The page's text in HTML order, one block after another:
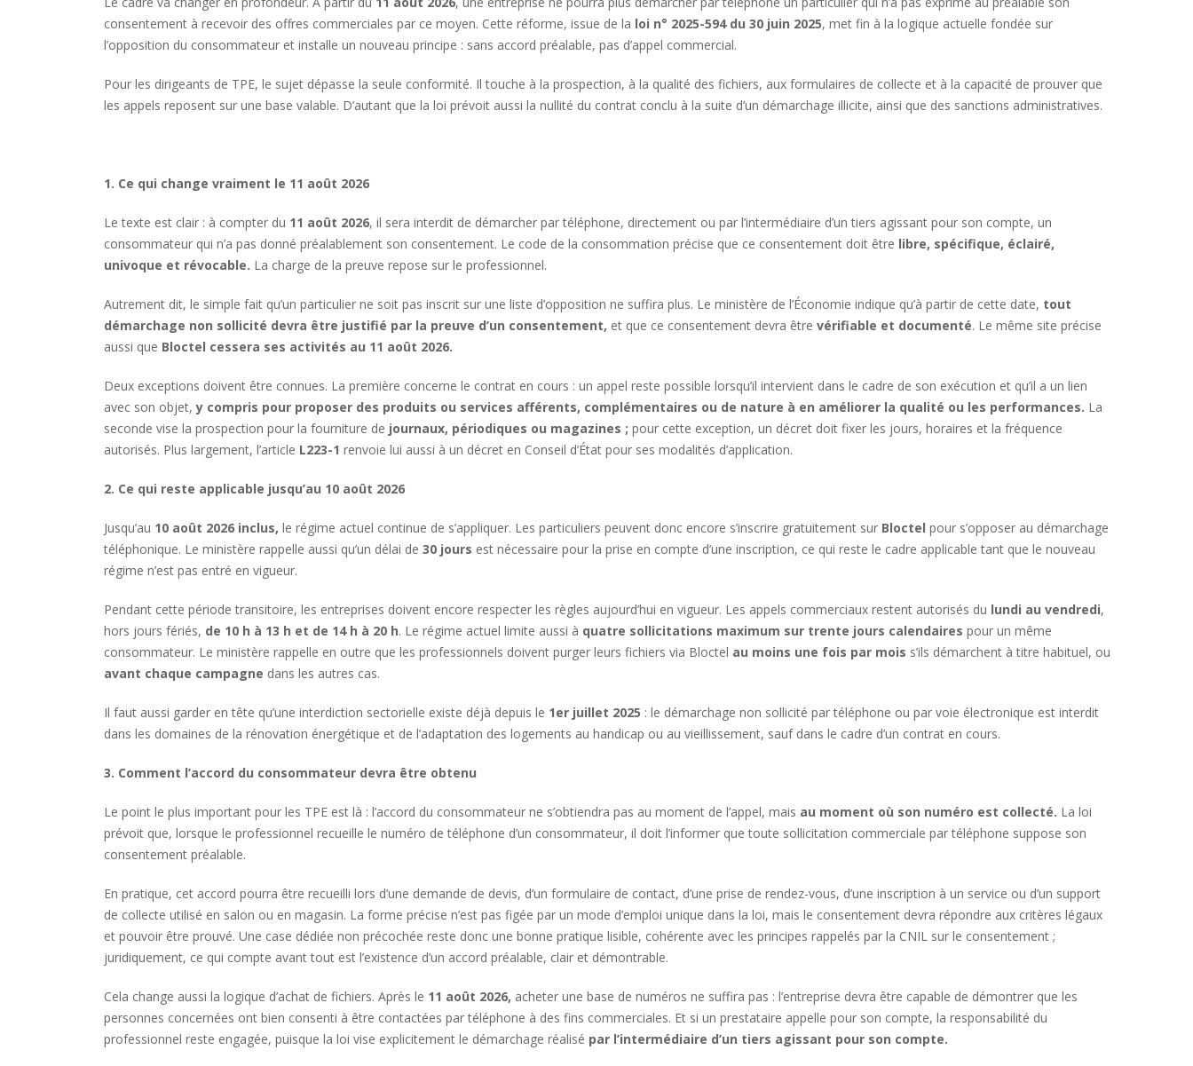
consentement à recevoir des offres commerciales par ce moyen. Cette réforme, issue de la loi n° 2025-594 du 30 juin 2025, met fin à la logique actuelle fondée sur
l’opposition du consommateur et installe un nouveau principe : sans accord préalable, pas d’appel commercial.
Pour les dirigeants de TPE, le sujet dépasse la seule conformité. Il touche à la prospection, à la qualité des fichiers, aux formulaires de collecte et à la capacité de prouver que
les appels reposent sur une base valable. D’autant que la loi prévoit aussi la nullité du contrat conclu à la suite d’un démarchage illicite, ainsi que des sanctions administratives.
1. Ce qui change vraiment le 11 août 2026
Le texte est clair : à compter du 11 août 2026, il sera interdit de démarcher par téléphone, directement ou par l’intermédiaire d’un tiers agissant pour son compte, un
consommateur qui n’a pas donné préalablement son consentement. Le code de la consommation précise que ce consentement doit être libre, spécifique, éclairé,
univoque et révocable. La charge de la preuve repose sur le professionnel.
Autrement dit, le simple fait qu’un particulier ne soit pas inscrit sur une liste d’opposition ne suffira plus. Le ministère de l’Économie indique qu’à partir de cette date, tout
démarchage non sollicité devra être justifié par la preuve d’un consentement, et que ce consentement devra être vérifiable et documenté. Le même site précise
aussi que Bloctel cessera ses activités au 11 août 2026.
Deux exceptions doivent être connues. La première concerne le contrat en cours : un appel reste possible lorsqu’il intervient dans le cadre de son exécution et qu’il a un lien
avec son objet,y compris pour proposer des produits ou services afférents, complémentaires ou de nature à en améliorer la qualité ou les performances. La
seconde vise la prospection pour la fourniture de journaux, périodiques ou magazines ; pour cette exception, un décret doit fixer les jours, horaires et la fréquence
autorisés. Plus largement, l’article L223-1 renvoie lui aussi à un décret en Conseil d’État pour ses modalités d’application.
2. Ce qui reste applicable jusqu’au 10 août 2026
Jusqu’au 10 août 2026 inclus, le régime actuel continue de s’appliquer. Les particuliers peuvent donc encore s’inscrire gratuitement sur Bloctel pour s’opposer au démarchage
téléphonique. Le ministère rappelle aussi qu’un délai de 30 jours est nécessaire pour la prise en compte d’une inscription, ce qui reste le cadre applicable tant que le nouveau
régime n’est pas entré en vigueur.
Pendant cette période transitoire, les entreprises doivent encore respecter les règles aujourd’hui en vigueur. Les appels commerciaux restent autorisés du lundi au vendredi,
hors jours fériés, de 10 h à 13 h et de 14 h à 20 h. Le régime actuel limite aussi à quatre sollicitations maximum sur trente jours calendaires pour un même
consommateur. Le ministère rappelle en outre que les professionnels doivent purger leurs fichiers via Bloctel au moins une fois par mois s’ils démarchent à titre habituel, ou
avant chaque campagne dans les autres cas.
Il faut aussi garder en tête qu’une interdiction sectorielle existe déjà depuis le 1er juillet 2025 : le démarchage non sollicité par téléphone ou par voie électronique est interdit
dans les domaines de la rénovation énergétique et de l’adaptation des logements au handicap ou au vieillissement, sauf dans le cadre d’un contrat en cours.
3. Comment l’accord du consommateur devra être obtenu
Le point le plus important pour les TPE est là : l’accord du consommateur ne s’obtiendra pas au moment de l’appel, mais au moment où son numéro est collecté. La loi
prévoit que, lorsque le professionnel recueille le numéro de téléphone d’un consommateur, il doit l’informer que toute sollicitation commerciale par téléphone suppose son
consentement préalable.
En pratique, cet accord pourra être recueilli lors d’une demande de devis, d’un formulaire de contact, d’une prise de rendez-vous, d’une inscription à un service ou d’un support
de collecte utilisé en salon ou en magasin. La forme précise n’est pas figée par un mode d’emploi unique dans la loi, mais le consentement devra répondre aux critères légaux
et pouvoir être prouvé. Une case dédiée non précochée reste donc une bonne pratique lisible, cohérente avec les principes rappelés par la CNIL sur le consentement ;
juridiquement, ce qui compte avant tout est l’existence d’un accord préalable, clair et démontrable.
Cela change aussi la logique d’achat de fichiers. Après le 11 août 2026, acheter une base de numéros ne suffira pas : l’entreprise devra être capable de démontrer que les
personnes concernées ont bien consenti à être contactées par téléphone à des fins commerciales. Et si un prestataire appelle pour son compte, la responsabilité du
professionnel reste engagée, puisque la loi vise explicitement le démarchage réalisé par l’intermédiaire d’un tiers agissant pour son compte.